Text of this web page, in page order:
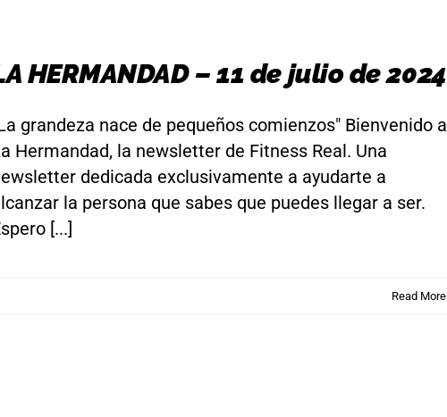
HERMANDAD – 11 de julio de 2024
grandeza nace de pequeños comienzos" Bienvenido a
Hermandad, la newsletter de Fitness Real. Una
dedicada exclusivamente a ayudarte a
la persona que sabes que puedes llegar a ser.
[...]
Read More